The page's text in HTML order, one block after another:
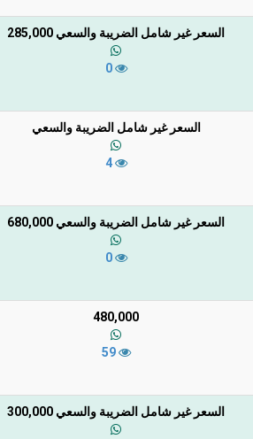
السعر غير شامل الضريبة والسعي 285,000
0
السعر غير شامل الضريبة والسعي
4
السعر غير شامل الضريبة والسعي 680,000
0
480,000
59
السعر غير شامل الضريبة والسعي 300,000